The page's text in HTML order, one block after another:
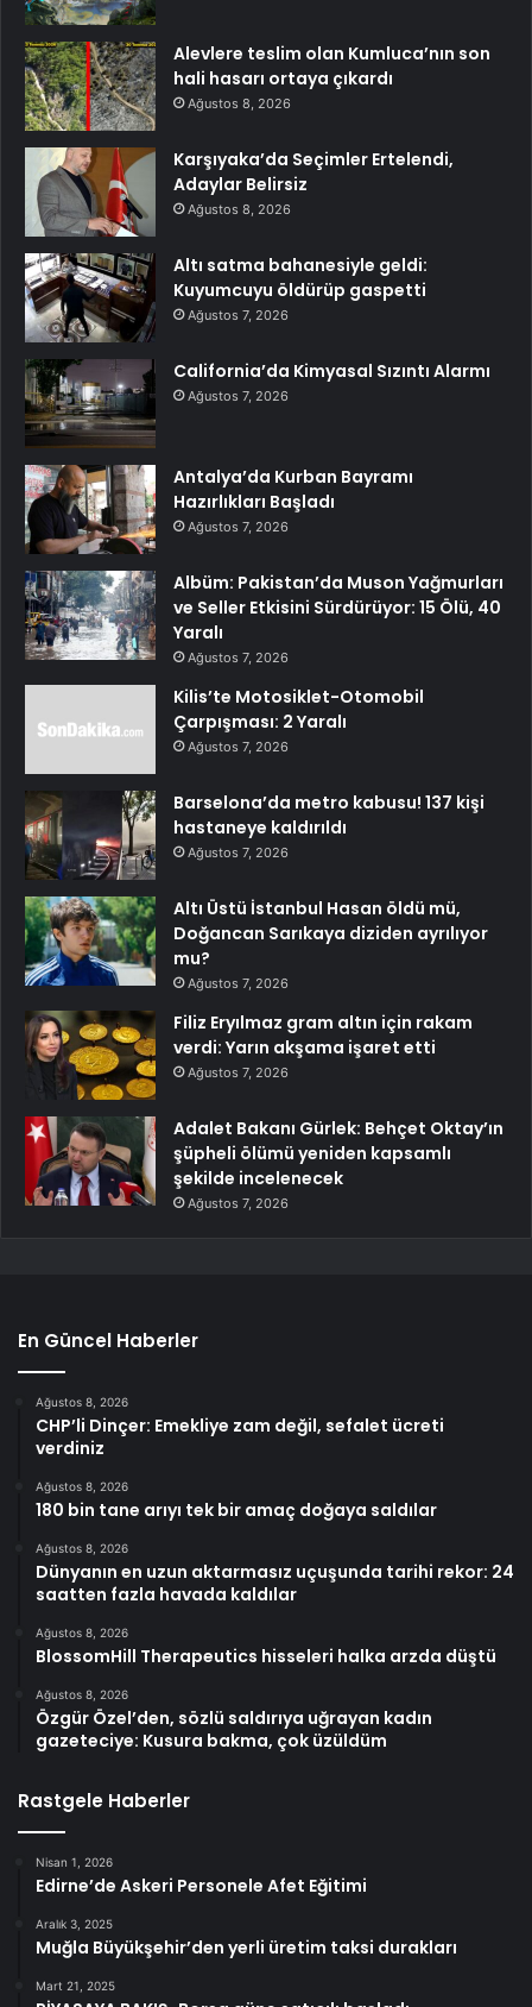
Alevlere teslim olan Kumluca’nın son
hali hasarı ortaya çıkardı
Ağustos 8, 2026
Karşıyaka’da Seçimler Ertelendi,
Adaylar Belirsiz
Ağustos 8, 2026
Altı satma bahanesiyle geldi:
Kuyumcuyu öldürüp gaspetti
Ağustos 7, 2026
California’da Kimyasal Sızıntı Alarmı
Ağustos 7, 2026
Antalya’da Kurban Bayramı
Hazırlıkları Başladı
Ağustos 7, 2026
Albüm: Pakistan’da Muson Yağmurları
ve Seller Etkisini Sürdürüyor: 15 Ölü, 40
Yaralı
Ağustos 7, 2026
Kilis’te Motosiklet-Otomobil
Çarpışması: 2 Yaralı
Ağustos 7, 2026
Barselona’da metro kabusu! 137 kişi
hastaneye kaldırıldı
Ağustos 7, 2026
Altı Üstü İstanbul Hasan öldü mü,
Doğancan Sarıkaya diziden ayrılıyor
mu?
Ağustos 7, 2026
Filiz Eryılmaz gram altın için rakam
verdi: Yarın akşama işaret etti
Ağustos 7, 2026
Adalet Bakanı Gürlek: Behçet Oktay’ın
şüpheli ölümü yeniden kapsamlı
şekilde incelenecek
Ağustos 7, 2026
En Güncel Haberler
Ağustos 8, 2026
CHP’li Dinçer: Emekliye zam değil, sefalet ücreti
verdiniz
Ağustos 8, 2026
180 bin tane arıyı tek bir amaç doğaya saldılar
Ağustos 8, 2026
Dünyanın en uzun aktarmasız uçuşunda tarihi rekor: 24
saatten fazla havada kaldılar
Ağustos 8, 2026
BlossomHill Therapeutics hisseleri halka arzda düştü
Ağustos 8, 2026
Özgür Özel’den, sözlü saldırıya uğrayan kadın
gazeteciye: Kusura bakma, çok üzüldüm
Rastgele Haberler
Nisan 1, 2026
Edirne’de Askeri Personele Afet Eğitimi
Aralık 3, 2025
Muğla Büyükşehir’den yerli üretim taksi durakları
Mart 21, 2025